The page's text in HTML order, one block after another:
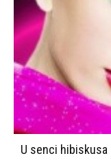
U senci hibiskusa